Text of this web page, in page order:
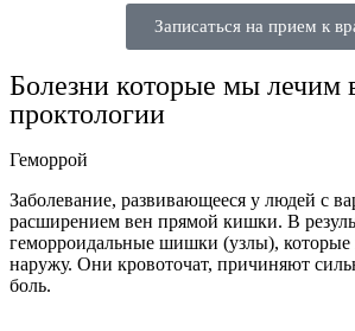
Записаться на прием к
Болезни которые мы лечим
проктологии
Геморрой
Заболевание, развивающееся у людей с
расширением вен прямой кишки. В
геморроидальные шишки (узлы), которые
наружу. Они кровоточат, причиняют
боль.